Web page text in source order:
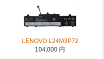
LENOVO L24M3P72
104,000 円